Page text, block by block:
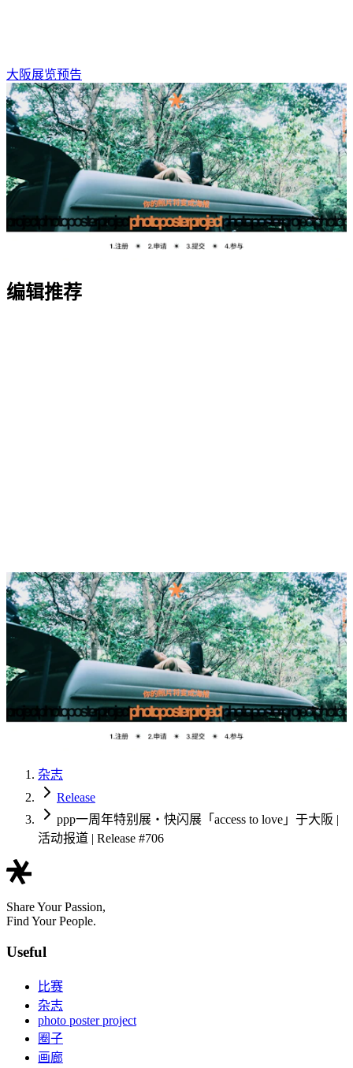
大阪展览预告
编辑推荐
杂志
Release
ppp一周年特别展・快闪展「access to love」于大阪 |
活动报道 | Release #706
Share Your Passion,
Find Your People.
Useful
比赛
杂志
photo poster project
圈子
画廊